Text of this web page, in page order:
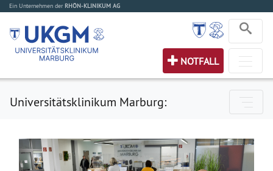
Ein Unternehmen der RHÖN-KLINIKUM AG
NOTFALL
Universitätsklinikum Marburg: